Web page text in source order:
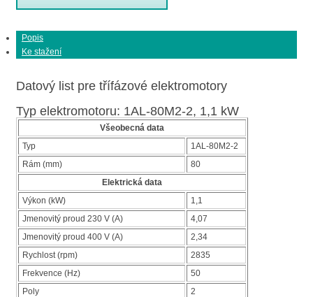
Popis
Ke stažení
Datový list pre třífázové elektromotory
Typ elektromotoru: 1AL-80M2-2, 1,1 kW
Všeobecná data
Typ
1AL-80M2-2
Rám (mm)
80
Elektrická data
Výkon (kW)
1,1
Jmenovitý proud 230 V (A)
4,07
Jmenovitý proud 400 V (A)
2,34
Rychlost (rpm)
2835
Frekvence (Hz)
50
Poly
2